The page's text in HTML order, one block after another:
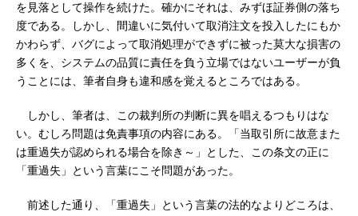
を見落として操作を続けた。確かにそれは、みずほ証券側の落ち
度である。しかし、間違いに気付いて取消注文を投入したにもか
かわらず、バグによって取消処理ができずに被った莫大な損害の
多くを、システムの品質に責任を負う立場ではないユーザーが負
うことには、筆者自身も違和感を覚えるところではある。
しかし、筆者は、この裁判所の判断に異を唱えるつもりはな
い。むしろ問題は免責事項の内容にある。「当取引所に故意また
は重過失が認められる場合を除き～」とした、この条文の正に
「重過失」という言葉にこそ問題があった。
前述した通り、「重過失」という言葉の法的なよりどころは、